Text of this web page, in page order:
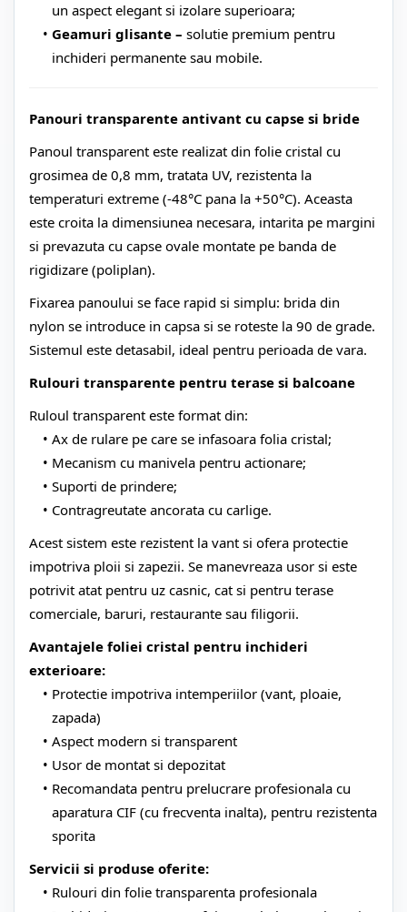
un aspect elegant si izolare superioara;
Geamuri glisante – solutie premium pentru
inchideri permanente sau mobile.
Panouri transparente antivant cu capse si bride
Panoul transparent este realizat din folie cristal cu
grosimea de 0,8 mm, tratata UV, rezistenta la
temperaturi extreme (-48°C pana la +50°C). Aceasta
este croita la dimensiunea necesara, intarita pe margini
si prevazuta cu capse ovale montate pe banda de
rigidizare (poliplan).
Fixarea panoului se face rapid si simplu: brida din
nylon se introduce in capsa si se roteste la 90 de grade.
Sistemul este detasabil, ideal pentru perioada de vara.
Rulouri transparente pentru terase si balcoane
Ruloul transparent este format din:
Ax de rulare pe care se infasoara folia cristal;
Mecanism cu manivela pentru actionare;
Suporti de prindere;
Contragreutate ancorata cu carlige.
Acest sistem este rezistent la vant si ofera protectie
impotriva ploii si zapezii. Se manevreaza usor si este
potrivit atat pentru uz casnic, cat si pentru terase
comerciale, baruri, restaurante sau filigorii.
Avantajele foliei cristal pentru inchideri
exterioare:
Protectie impotriva intemperiilor (vant, ploaie,
zapada)
Aspect modern si transparent
Usor de montat si depozitat
Recomandata pentru prelucrare profesionala cu
aparatura CIF (cu frecventa inalta), pentru rezistenta
sporita
Servicii si produse oferite:
Rulouri din folie transparenta profesionala